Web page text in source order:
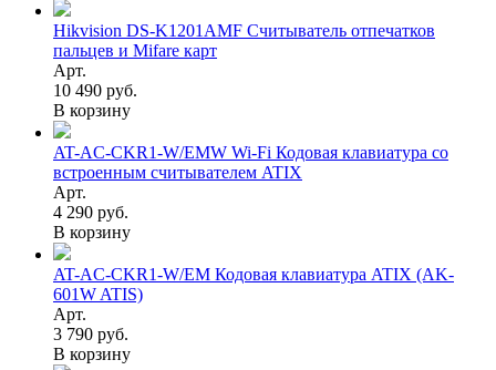
Hikvision DS-K1201AMF Считыватель отпечатков
пальцев и Mifare карт
Арт.
10 490 руб.
В корзину
AT-AC-CKR1-W/EMW Wi-Fi Кодовая клавиатура со
встроенным считывателем ATIX
Арт.
4 290 руб.
В корзину
AT-AC-CKR1-W/EM Кодовая клавиатура ATIX (AK-
601W ATIS)
Арт.
3 790 руб.
В корзину